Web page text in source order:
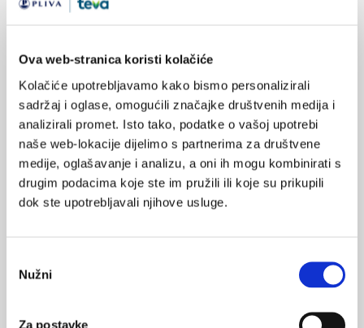
Ova web-stranica koristi kolačiće
Kolačiće upotrebljavamo kako bismo personalizirali
sadržaj i oglase, omogućili značajke društvenih medija i
analizirali promet. Isto tako, podatke o vašoj upotrebi
naše web-lokacije dijelimo s partnerima za društvene
medije, oglašavanje i analizu, a oni ih mogu kombinirati s
drugim podacima koje ste im pružili ili koje su prikupili
dok ste upotrebljavali njihove usluge.
pristanka
Nužni
Za postavke
samostalno u kućnim uvjetima. U pojedinim ustanovama je
uređaji aktiviraju mišiće dna zdjelice bez voljnih kontrakcija i
uroinfekata preporuka je mokrenje nakon spolnog odnosa ili
jednokratna antibiotska profilaksa prije samog odnosa. Nakon
isključenja uroinfekcije i retencije urina može se uvesti peroralna
terapija antimuskarinicima kao terapija prekomjerno aktivnog
detruzora.
primijeniti:
kolposuspenzija, otvorena ili laparoskopska
kao
terapija za stres inkontinenciju, a manje invazivna tehnika je